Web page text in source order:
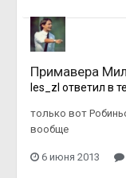
Примавера
les_zl ответил в
только вот
вообще
6 июня 2013